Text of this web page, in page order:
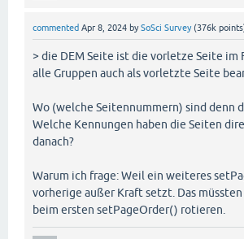
commented Apr 8, 2024 bySoSci Survey (376k
> die DEM Seite ist die vorletze Seite im
alle Gruppen auch als vorletzte Seite
Wo (welche Seitennummern) sind denn
Welche Kennungen haben die Seiten
danach?
Warum ich frage: Weil ein weiteres
vorherige außer Kraft setzt. Das müssten
beim ersten setPageOrder() rotieren.